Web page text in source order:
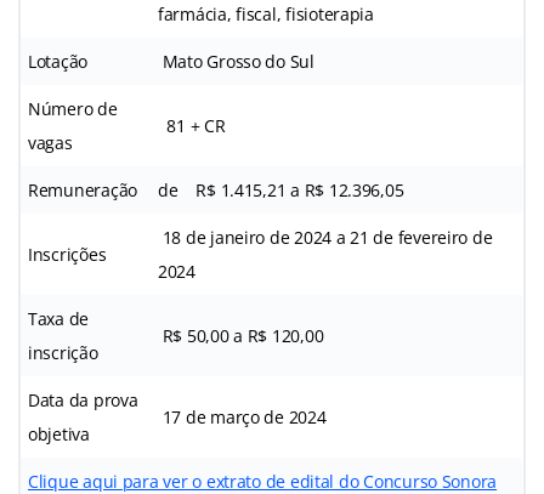
farmácia, fiscal, fisioterapia
Lotação Mato Grosso do Sul
Número de
vagas
81 + CR
Remuneração de R$ 1.415,21 a R$ 12.396,05
Inscrições
18 de janeiro de 2024 a 21 de fevereiro de
2024
Taxa de
inscrição
R$ 50,00 a R$ 120,00
Data da prova
objetiva
17 de março de 2024
Clique aqui para ver o extrato de edital do Concurso Sonora